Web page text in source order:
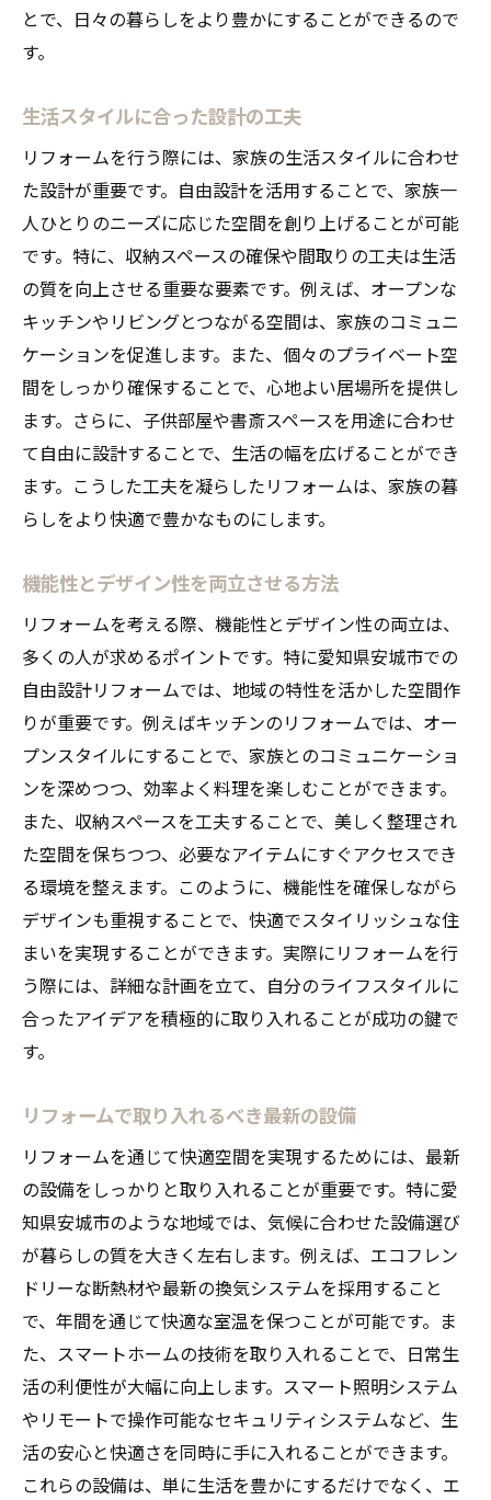
とで、日々の暮らしをより豊かにすることができるので
す。
生活スタイルに合った設計の工夫
リフォームを行う際には、家族の生活スタイルに合わせ
た設計が重要です。自由設計を活用することで、家族一
人ひとりのニーズに応じた空間を創り上げることが可能
です。特に、収納スペースの確保や間取りの工夫は生活
の質を向上させる重要な要素です。例えば、オープンな
キッチンやリビングとつながる空間は、家族のコミュニ
ケーションを促進します。また、個々のプライベート空
間をしっかり確保することで、心地よい居場所を提供し
ます。さらに、子供部屋や書斎スペースを用途に合わせ
て自由に設計することで、生活の幅を広げることができ
ます。こうした工夫を凝らしたリフォームは、家族の暮
らしをより快適で豊かなものにします。
機能性とデザイン性を両立させる方法
リフォームを考える際、機能性とデザイン性の両立は、
多くの人が求めるポイントです。特に愛知県安城市での
自由設計リフォームでは、地域の特性を活かした空間作
りが重要です。例えばキッチンのリフォームでは、オー
プンスタイルにすることで、家族とのコミュニケーショ
ンを深めつつ、効率よく料理を楽しむことができます。
また、収納スペースを工夫することで、美しく整理され
た空間を保ちつつ、必要なアイテムにすぐアクセスでき
る環境を整えます。このように、機能性を確保しながら
デザインも重視することで、快適でスタイリッシュな住
まいを実現することができます。実際にリフォームを行
う際には、詳細な計画を立て、自分のライフスタイルに
合ったアイデアを積極的に取り入れることが成功の鍵で
す。
リフォームで取り入れるべき最新の設備
リフォームを通じて快適空間を実現するためには、最新
の設備をしっかりと取り入れることが重要です。特に愛
知県安城市のような地域では、気候に合わせた設備選び
が暮らしの質を大きく左右します。例えば、エコフレン
ドリーな断熱材や最新の換気システムを採用すること
で、年間を通じて快適な室温を保つことが可能です。ま
た、スマートホームの技術を取り入れることで、日常生
活の利便性が大幅に向上します。スマート照明システム
やリモートで操作可能なセキュリティシステムなど、生
活の安心と快適さを同時に手に入れることができます。
これらの設備は、単に生活を豊かにするだけでなく、エ